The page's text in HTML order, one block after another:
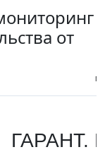
от
ГАРАНТ.